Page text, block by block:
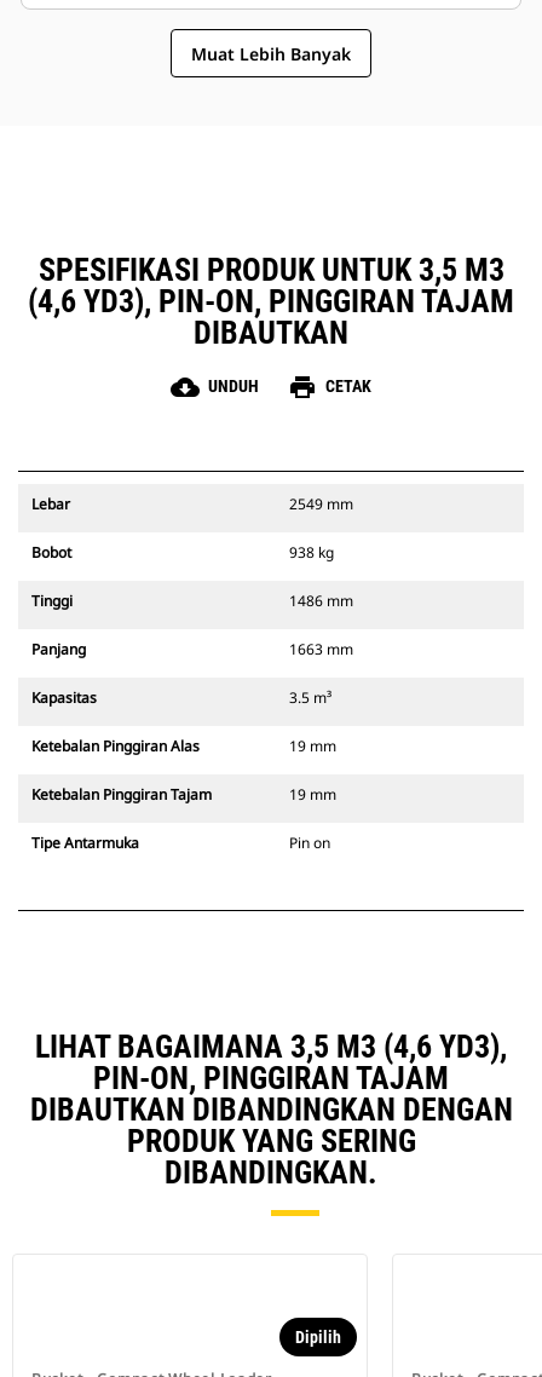
Muat Lebih Banyak
SPESIFIKASI PRODUK UNTUK 3,5 M3
(4,6 YD3), PIN-ON, PINGGIRAN TAJAM
DIBAUTKAN
cloud_download UNDUH print CETAK
Lebar 2549 mm
Bobot 938 kg
Tinggi 1486 mm
Panjang 1663 mm
Kapasitas 3.5 m³
Ketebalan Pinggiran Alas 19 mm
Ketebalan Pinggiran Tajam 19 mm
Tipe Antarmuka Pin on
LIHAT BAGAIMANA 3,5 M3 (4,6 YD3),
PIN-ON, PINGGIRAN TAJAM
DIBAUTKAN DIBANDINGKAN DENGAN
PRODUK YANG SERING
DIBANDINGKAN.
Dipilih